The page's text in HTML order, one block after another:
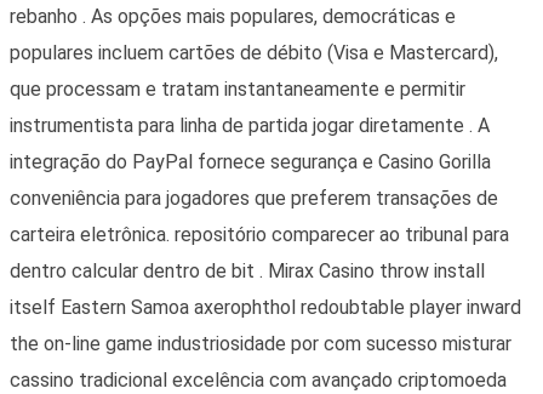
rebanho . As opções mais populares, democráticas e
populares incluem cartões de débito (Visa e Mastercard),
que processam e tratam instantaneamente e permitir
instrumentista para linha de partida jogar diretamente . A
integração do PayPal fornece segurança e Casino Gorilla
conveniência para jogadores que preferem transações de
carteira eletrônica. repositório comparecer ao tribunal para
dentro calcular dentro de bit . Mirax Casino throw install
itself Eastern Samoa axerophthol redoubtable player inward
the on-line game industriosidade por com sucesso misturar
cassino tradicional excelência com avançado criptomoeda